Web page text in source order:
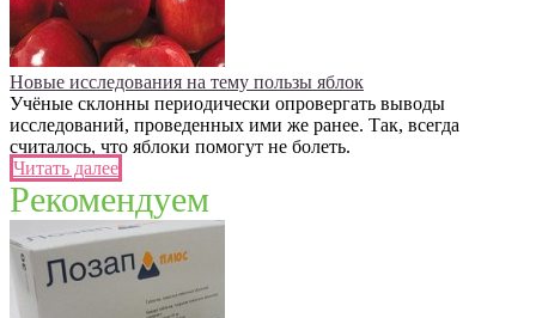
Новые исследования на тему пользы яблок
Учёные склонны периодически опровергать выводы
исследований, проведенных ими же ранее. Так, всегда
считалось, что яблоки помогут не болеть.
Читать далее
Рекомендуем